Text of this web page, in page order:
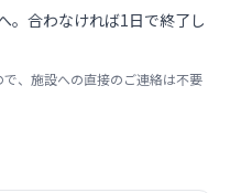
。合わなければ1日で終了し
、施設への直接のご連絡は不要